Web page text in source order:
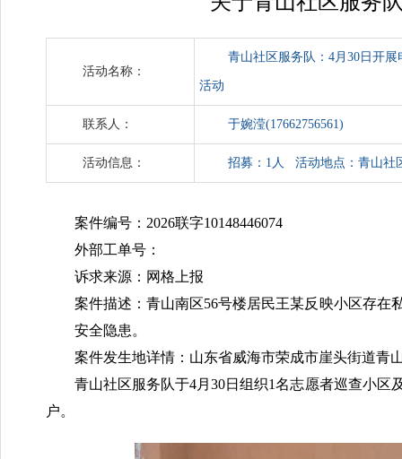
活动名称：
青山社区服务队：4月30日开
活动
联系人： 于婉滢(17662756561)
活动信息： 招募：1人 活动地点：青山社
案件编号：2026联字10148446074
外部工单号：
诉求来源：网格上报
案件描述：青山南区56号楼居民王某反映小区存在
安全隐患。
案件发生地详情：山东省威海市荣成市崖头街道青
青山社区服务队于4月30日组织1名志愿者巡查小
户。